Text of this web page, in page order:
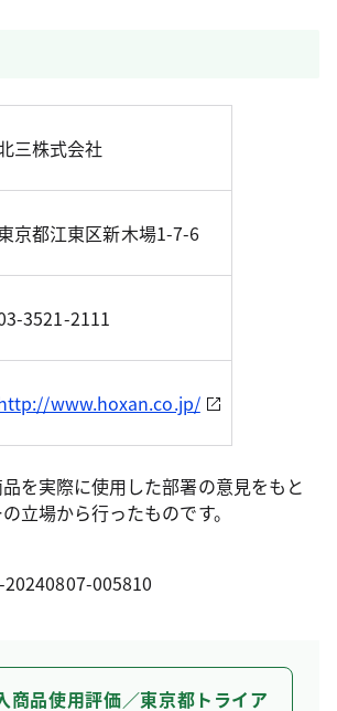
三株式会社
京都江東区新木場1-7-6
3521-2111
www.hoxan.co.jp/
を実際に使用した部署の意見をもと
立場から行ったものです。
005810
商品使用評価／東京都トライア